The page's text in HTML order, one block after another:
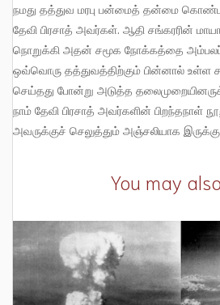
நமது தத்துவ மரபு பன்மைத் தன்மை கொண்டது என்பதை நிரூபித்தவர்
தேவி பிரசாத் அவர்கள். ஆதி சங்கரரின்
நொறுக்கி அதன் சமூக நோக்கத்தை
ஒவ்வொரு தத்துவத்திற்கும் பின்னால்
செய்தது போன்று அடுத்த
நாம் தேவி பிரசாத் அவர்களின் பிறந்தநாள்
அவருக்குச் செலுத்தும் அஞ்சலியாக
You may